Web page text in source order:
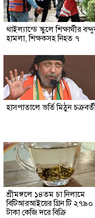
থাইল্যান্ডে স্কুলে শিক্ষার্থীর
হামলা, শিক্ষকসহ নিহত ৭
হাসপাতালে ভর্তি মিঠুন
শ্রীমঙ্গলে ১৪তম চা নিলামে
বিটিআরআইয়ের গ্রিন টি ২৭৯০
টাকা কেজি দরে বিক্রি